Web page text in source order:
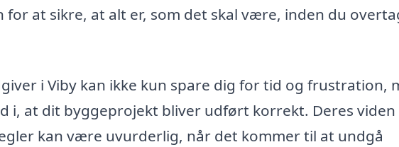
at sikre, at alt er, som det skal være, inden du
i Viby kan ikke kun spare dig for tid og frustration,
i, at dit byggeprojekt bliver udført korrekt. Deres viden
kan være uvurderlig, når det kommer til at undgå